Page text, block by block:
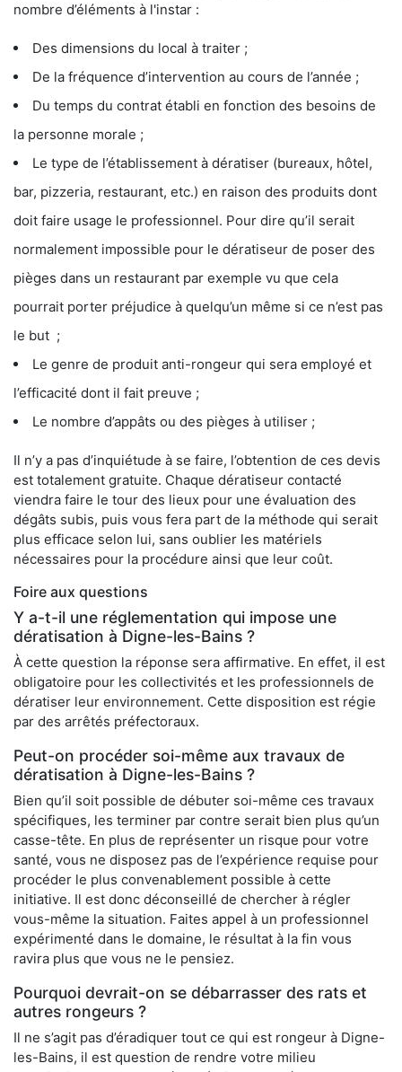
nombre d’éléments à l'instar :
Des dimensions du local à traiter ;
De la fréquence d’intervention au cours de l’année ;
Du temps du contrat établi en fonction des besoins de
la personne morale ;
Le type de l’établissement à dératiser (bureaux, hôtel,
bar, pizzeria, restaurant, etc.) en raison des produits dont
doit faire usage le professionnel. Pour dire qu’il serait
normalement impossible pour le dératiseur de poser des
pièges dans un restaurant par exemple vu que cela
pourrait porter préjudice à quelqu’un même si ce n’est pas
le but ;
Le genre de produit anti-rongeur qui sera employé et
l’efficacité dont il fait preuve ;
Le nombre d’appâts ou des pièges à utiliser ;
Il n’y a pas d’inquiétude à se faire, l’obtention de ces devis
est totalement gratuite. Chaque dératiseur contacté
viendra faire le tour des lieux pour une évaluation des
dégâts subis, puis vous fera part de la méthode qui serait
plus efficace selon lui, sans oublier les matériels
nécessaires pour la procédure ainsi que leur coût.
Foire aux questions
Y a-t-il une réglementation qui impose une
dératisation à Digne-les-Bains ?
À cette question la réponse sera affirmative. En effet, il est
obligatoire pour les collectivités et les professionnels de
dératiser leur environnement. Cette disposition est régie
par des arrêtés préfectoraux.
Peut-on procéder soi-même aux travaux de
dératisation à Digne-les-Bains ?
Bien qu’il soit possible de débuter soi-même ces travaux
spécifiques, les terminer par contre serait bien plus qu’un
casse-tête. En plus de représenter un risque pour votre
santé, vous ne disposez pas de l’expérience requise pour
procéder le plus convenablement possible à cette
initiative. Il est donc déconseillé de chercher à régler
vous-même la situation. Faites appel à un professionnel
expérimenté dans le domaine, le résultat à la fin vous
ravira plus que vous ne le pensiez.
Pourquoi devrait-on se débarrasser des rats et
autres rongeurs ?
Il ne s’agit pas d’éradiquer tout ce qui est rongeur à Digne-
les-Bains, il est question de rendre votre milieu